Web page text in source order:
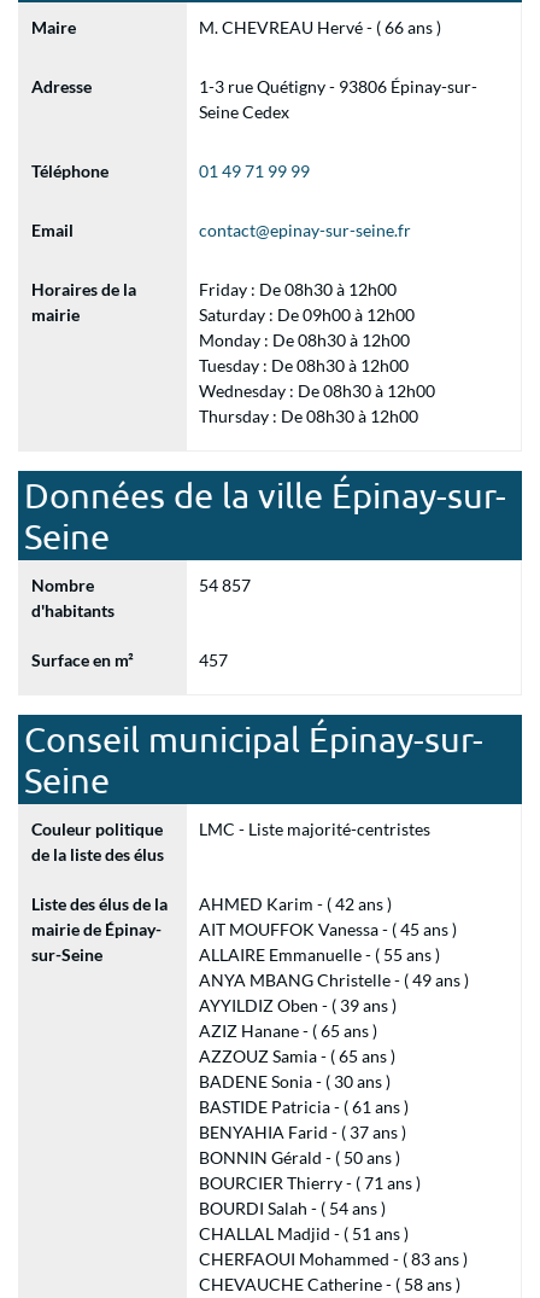
Maire M. CHEVREAU Hervé - ( 66 ans )
Adresse
1-3 rue Quétigny - 93806 Épinay-sur-
Seine Cedex
Téléphone 01 49 71 99 99
Email contact@epinay-sur-seine.fr
Horaires de la
mairie
Friday : De 08h30 à 12h00
Saturday : De 09h00 à 12h00
Monday : De 08h30 à 12h00
Tuesday : De 08h30 à 12h00
Wednesday : De 08h30 à 12h00
Thursday : De 08h30 à 12h00
Données de la ville Épinay-sur-
Seine
Nombre
d'habitants
54 857
Surface en m² 457
Conseil municipal Épinay-sur-
Seine
Couleur politique
de la liste des élus
LMC - Liste majorité-centristes
Liste des élus de la
mairie de Épinay-
sur-Seine
AHMED Karim - ( 42 ans )
AIT MOUFFOK Vanessa - ( 45 ans )
ALLAIRE Emmanuelle - ( 55 ans )
ANYA MBANG Christelle - ( 49 ans )
AYYILDIZ Oben - ( 39 ans )
AZIZ Hanane - ( 65 ans )
AZZOUZ Samia - ( 65 ans )
BADENE Sonia - ( 30 ans )
BASTIDE Patricia - ( 61 ans )
BENYAHIA Farid - ( 37 ans )
BONNIN Gérald - ( 50 ans )
BOURCIER Thierry - ( 71 ans )
BOURDI Salah - ( 54 ans )
CHALLAL Madjid - ( 51 ans )
CHERFAOUI Mohammed - ( 83 ans )
CHEVAUCHE Catherine - ( 58 ans )